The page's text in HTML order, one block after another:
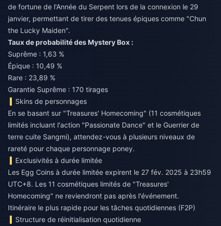
de fortune de l'Année du Serpent lors de la connexion le 29
janvier, permettant de tirer des tenues épiques comme "Chun
the Lucky Maiden".
Taux de probabilité des Mystery Box :
Suprême : 1,63 %
Épique : 10,49 %
Rare : 23,89 %
Garantie Suprême : 170 tirages
Skins de personnages
En se basant sur "Treasures' Homecoming" (11 cosmétiques
limités incluant l'action "Passionate Dance" et le Guerrier de
terre cuite Sangmi), attendez-vous à plusieurs niveaux de
rareté pour chaque personnage poney.
Exclusivités à durée limitée
Les Egg Coins à durée limitée expirent le 27 fév. 2025 à 23h59
UTC+8. Les 11 cosmétiques limités de "Treasures'
Homecoming" ne reviendront pas après l'événement.
Itinéraire le plus rapide pour les tâches quotidiennes (F2P)
Structure de réinitialisation quotidienne